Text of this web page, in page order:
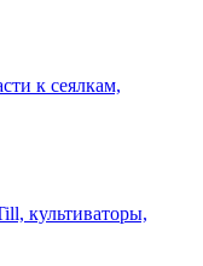
к сеялкам,
культиваторы,